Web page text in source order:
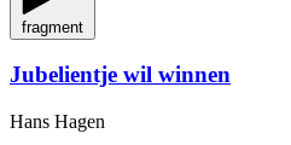
fragment
Jubelientje wil winnen
Hans Hagen